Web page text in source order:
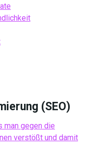
(SEO)
man gegen die
verstößt und damit